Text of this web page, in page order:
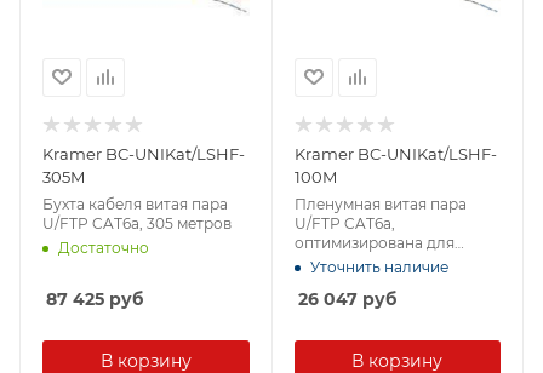
Kramer BC-UNIKat/LSHF-
305M
Бухта кабеля витая пара
U/FTP CAT6a, 305 метров
Достаточно
87 425 руб
В корзину
Kramer BC-UNIKat/LSHF-
100M
Пленумная витая пара
U/FTP CAT6a,
оптимизирована для
передачи сигналов DGKat
Уточнить наличие
26 047руб
В корзину